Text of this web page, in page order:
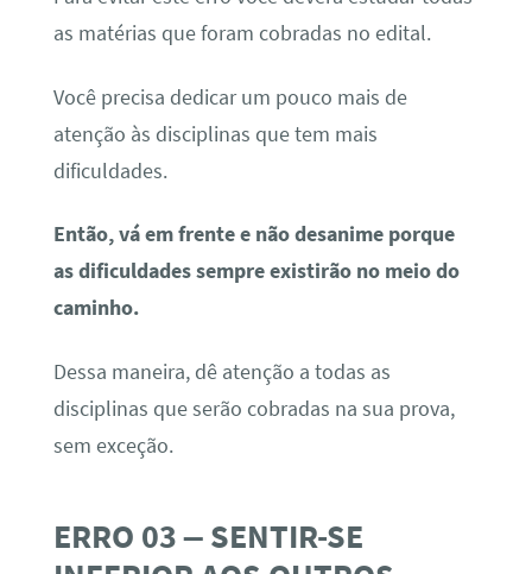
as matérias que foram cobradas no edital.
Você precisa dedicar um pouco mais de
atenção às disciplinas que tem mais
dificuldades.
Então, vá em frente e não desanime porque
as dificuldades sempre existirão no meio do
caminho.
Dessa maneira, dê atenção a todas as
disciplinas que serão cobradas na sua prova,
sem exceção.
ERRO 03 – SENTIR-SE